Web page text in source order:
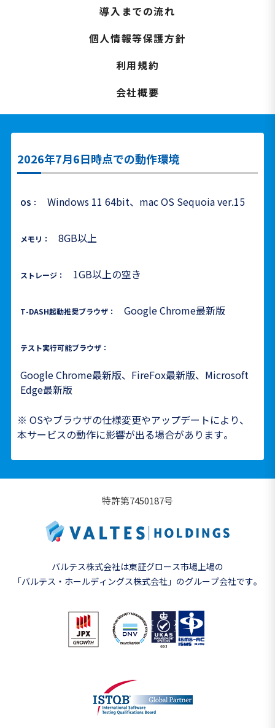
導入までの流れ
個人情報等保護方針
利用規約
会社概要
2026年7月6日時点での動作環境
OS： Windows 11 64bit、mac OS Sequoia ver.15
メモリ： 8GB以上
ストレージ： 1GB以上の空き
T-DASH起動推奨ブラウザ： Google Chrome最新版
テスト実行可能ブラウザ：
Google Chrome最新版、FireFox最新版、Microsoft
Edge最新版
※ OSやブラウザの仕様変更やアップデートにより、
本サービスの動作に影響が出る場合があります。
特許第7450187号
バルテス株式会社は東証グロース市場上場の
「バルテス・ホールディングス株式会社」のグループ会社です。